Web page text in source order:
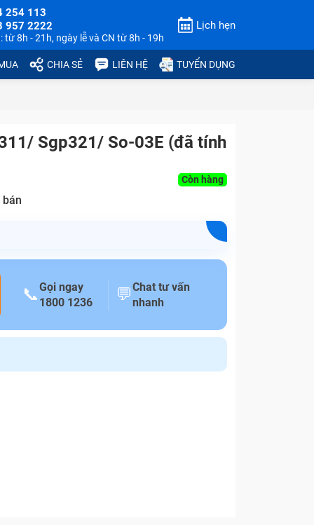
254 113
957 2222
từ 8h - 21h, ngày lễ và CN từ 8h - 19h
Lịch hẹn
CHIA SẺ LIÊN HỆ TUYỂN DỤNG
Sgp321/ So-03E (đã tính
Còn hàng
📞Gọi ngay
1800 1236
💬Chat tư vấn
nhanh